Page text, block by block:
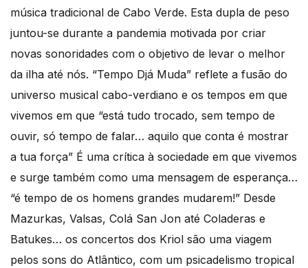
música tradicional de Cabo Verde. Esta dupla de peso
juntou-se durante a pandemia motivada por criar
novas sonoridades com o objetivo de levar o melhor
da ilha até nós. “Tempo Djá Muda” reflete a fusão do
universo musical cabo-verdiano e os tempos em que
vivemos em que “está tudo trocado, sem tempo de
ouvir, só tempo de falar… aquilo que conta é mostrar
a tua força” É uma crítica à sociedade em que vivemos
e surge também como uma mensagem de esperança…
“é tempo de os homens grandes mudarem!” Desde
Mazurkas, Valsas, Colá San Jon até Coladeras e
Batukes… os concertos dos Kriol são uma viagem
pelos sons do Atlântico, com um psicadelismo tropical